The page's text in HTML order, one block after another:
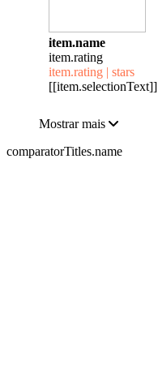
item.name
item.rating
item.rating | stars
[[item.selectionText]]
Mostrar mais
comparatorTitles.name